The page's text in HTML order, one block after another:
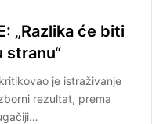
„Razlika će biti
stranu“
je istraživanje
rezultat, prema